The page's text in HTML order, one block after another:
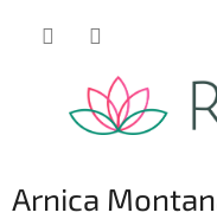
Arnica